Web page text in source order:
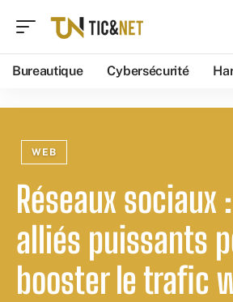
Bureautique Cybersécurité
WEB
Réseaux sociaux
alliés puissants
booster le trafic